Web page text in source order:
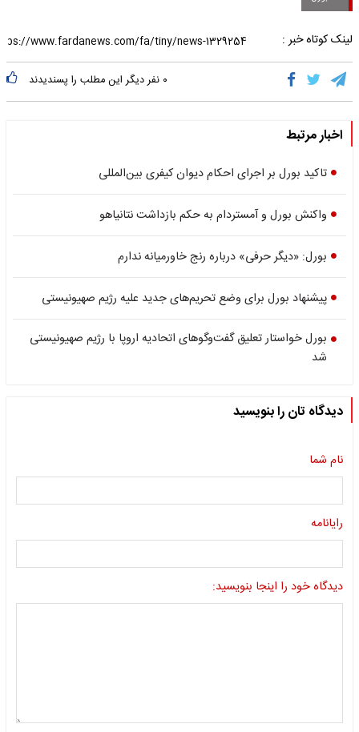
لینک کوتاه خبر :
۰ نفر دیگر این مطلب را پسندیدند
اخبار مرتبط
تاکید بورل بر اجرای احکام دیوان کیفری بین‌المللی
واکنش بورل و آمستردام به حکم بازداشت نتانیاهو
بورل: «دیگر حرفی» درباره رنج خاورمیانه ندارم
پیشنهاد بورل برای وضع تحریم‌های جدید علیه رژیم صهیونیستی
بورل خواستار تعلیق گفت‌وگوهای اتحادیه اروپا با رژیم صهیونیستی
شد
دیدگاه تان را بنویسید
نام شما
رایانامه
دیدگاه خود را اینجا بنویسید: